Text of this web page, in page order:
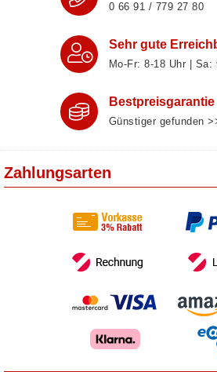
0 66 91 / 779 27 80
Sehr gute
Mo-Fr: 8‑18 Uhr | Sa:
Bestpreisgarantie
Günstiger gefunden
Zahlungsarten